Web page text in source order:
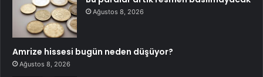
Ağustos 8, 2026
Amrize hissesi bugün neden düşüyor?
Ağustos 8, 2026